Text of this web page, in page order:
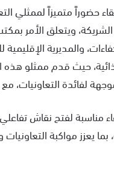
حضوراً متميزاً لممثلي
ويتعلق الأمر بمكتب
والمديرية
حيث قدم ممثلو هذه
لفائدة التعاونيات،
مناسبة لفتح نقاش
يعزز مواكبة